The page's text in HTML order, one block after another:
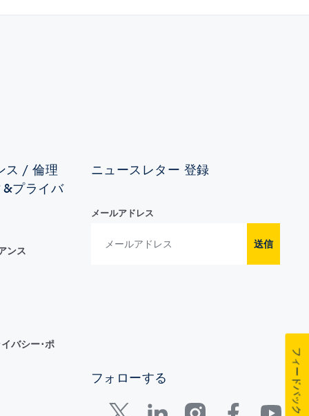
ス / 倫理
プライバ
ンス
バシー･ポ
ニュースレター 登録
メールアドレス
送信
フォローする フィードバック